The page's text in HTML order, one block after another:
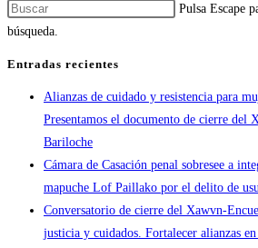
Pulsa Escape
búsqueda.
Entradas recientes
Alianzas de cuidado y resistencia para
Presentamos el documento de cierre del
Bariloche
Cámara de Casación penal sobresee a
mapuche Lof Paillako por el delito de
Conversatorio de cierre del Xawvn-
justicia y cuidados. Fortalecer alianzas en